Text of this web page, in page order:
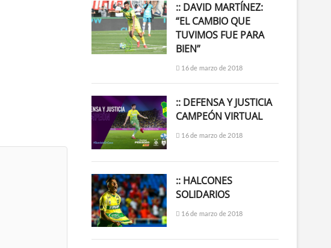
:: DAVID MARTÍNEZ:
“EL CAMBIO QUE
TUVIMOS FUE PARA
BIEN”
16 de marzo de 2018
:: DEFENSA Y JUSTICIA
CAMPEÓN VIRTUAL
16 de marzo de 2018
:: HALCONES
SOLIDARIOS
16 de marzo de 2018